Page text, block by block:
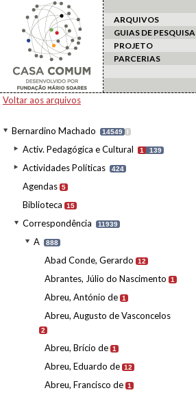
ARQUIVOS
GUIAS DE PESQUISA
PROJETO
PARCERIAS
Voltar aos arquivos
Bernardino Machado 14549 I
Activ. Pedagógica e Cultural 1 139
Actividades Políticas 424
Agendas 5
Biblioteca 15
Correspondência 11939
A 888
Abad Conde, Gerardo 12
Abrantes, Júlio do Nascimento 1
Abreu, António de 1
Abreu, Augusto de Vasconcelos
2
Abreu, Brício de 1
Abreu, Eduardo de 12
Abreu, Francisco de 1